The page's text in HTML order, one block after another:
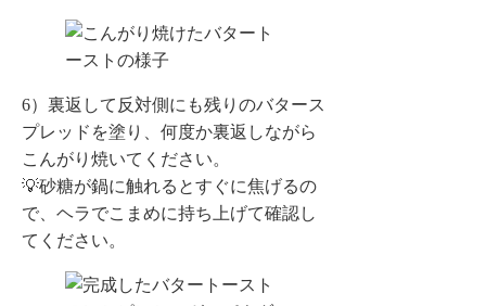
6）裏返して反対側にも残りのバタース
プレッドを塗り、何度か裏返しながら
こんがり焼いてください。
💡砂糖が鍋に触れるとすぐに焦げるの
で、ヘラでこまめに持ち上げて確認し
てください。